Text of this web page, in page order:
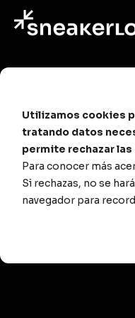
Utilizamos cookies
tratando datos
permite rechazar
Para conocer más
Si rechazas, no se
navegador para